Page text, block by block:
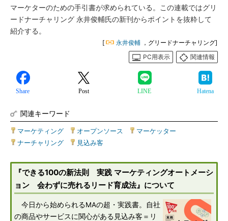
マーケターのための手引書が求められている。この連載ではグリ
ードナーチャリング 永井俊輔氏の新刊からポイントを抜粋して
紹介する。
[ 永井俊輔 ，グリードナーチャリング]
PC用表示
関連情報
Share Post LINE Hatena
関連キーワード
マーケティング オープンソース マーケッター
ナーチャリング
見込み客
『できる100の新法則 実践 マーケティングオートメーシ
ョン 会わずに売れるリード育成法』について
今日から始められるMAの超・実践書。自社
の商品やサービスに関心がある見込み客＝リ